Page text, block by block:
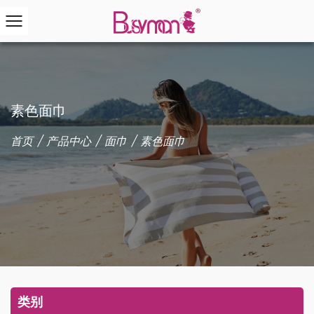
素色面巾
首页/产品中心/面巾 /素色面巾
类别